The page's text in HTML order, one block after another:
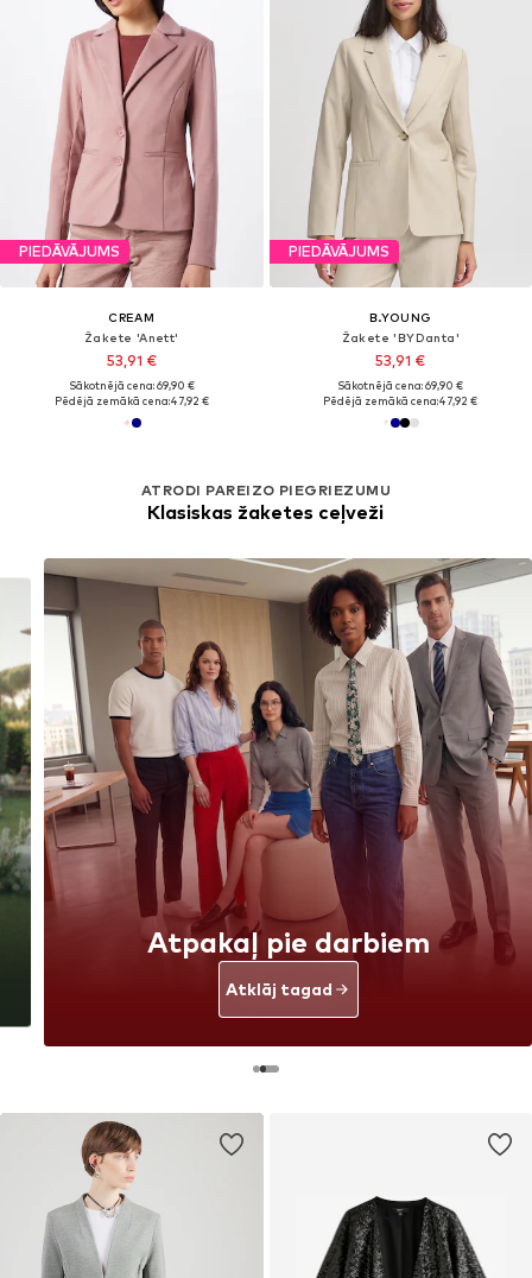
PIEDĀVĀJUMS
CREAM
Žakete 'Anett'
53,91 €
Sākotnējā cena: 69,90 €
Pēdējā zemākā cena:47,92 €
PIEDĀVĀJUMS
B.YOUNG
Žakete 'BYDanta'
53,91 €
Sākotnējā cena: 69,90 €
Pēdējā zemākā cena:47,92 €
ATRODI PAREIZO PIEGRIEZUMU
Klasiskas žaketes ceļveži
Atpakaļ pie darbiem
Atklāj tagad